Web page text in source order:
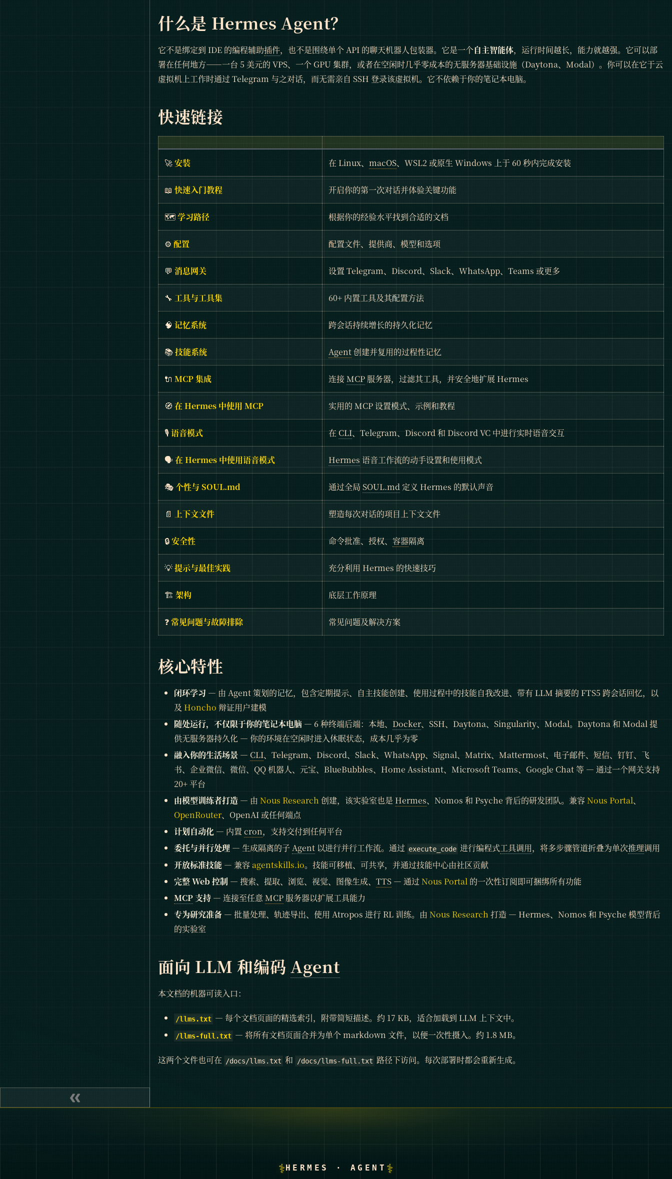
什么是 Hermes Agent？
它不是绑定到 IDE 的编程辅助插件，也不是围绕单个 API 的聊天机器人包装器。它是一个自主智能体，运行时间越长，能力就越强。它可以部
署在任何地方——一台 5 美元的 VPS、一个 GPU 集群，或者在空闲时几乎零成本的无服务器基础设施（Daytona、Modal）。你可以在它于云
虚拟机上工作时通过 Telegram 与之对话，而无需亲自 SSH 登录该虚拟机。它不依赖于你的笔记本电脑。
快速链接
🚀安装 在 Linux、 macOS、WSL2 或原生 Windows 上于 60 秒内完成安装
📖 快速入门教程 开启你的第一次对话并体验关键功能
🗺️学习路径 根据你的经验水平找到合适的文档
⚙️ 配置 配置文件、提供商、模型和选项
💬 消息网关 设置 Telegram、Discord、Slack、WhatsApp、Teams 或更多
🔧 工具与工具集 60+ 内置工具及其配置方法
🧠记忆系统 跨会话持续增长的持久化记忆
📚技能系统 Agent创建并复用的过程性记忆
🔌 MCP 集成 连接 MCP 服务器，过滤其工具，并安全地扩展 Hermes
🧭 在 Hermes 中使用 MCP 实用的 MCP 设置模式、示例和教程
🎙️语音模式 在CLI、Telegram、Discord 和 Discord VC 中进行实时语音交互
🗣️在 Hermes 中使用语音模式 Hermes 语音工作流的动手设置和使用模式
🎭个性与 SOUL.md 通过全局 SOUL.md定义 Hermes 的默认声音
📄 上下文文件 塑造每次对话的项目上下文文件
🔒安全性 命令批准、授权、容器隔离
💡提示与最佳实践 充分利用 Hermes 的快速技巧
🏗️ 架构 底层工作原理
❓常见问题与故障排除 常见问题及解决方案
核心特性
闭环学习 — 由 Agent 策划的记忆，包含定期提示、自主技能创建、使用过程中的技能自我改进、带有 LLM 摘要的 FTS5 跨会话回忆，以
及 Honcho 辩证用户建模
随处运行，不仅限于你的笔记本电脑 — 6 种终端后端：本地、 Docker、SSH、Daytona、Singularity、Modal。Daytona 和 Modal 提
供无服务器持久化 — 你的环境在空闲时进入休眠状态，成本几乎为零
融入你的生活场景 — CLI、Telegram、Discord、Slack、WhatsApp、Signal、Matrix、Mattermost、电子邮件、短信、钉钉、飞
书、企业微信、微信、QQ 机器人、元宝、BlueBubbles、Home Assistant、Microsoft Teams、Google Chat 等 — 通过一个网关支持
20+ 平台
由模型训练者打造 — 由 Nous Research 创建，该实验室也是 Hermes、Nomos 和 Psyche 背后的研发团队。兼容Nous Portal、
OpenRouter、OpenAI 或任何端点
计划自动化 — 内置 cron，支持交付到任何平台
委托与并行处理 — 生成隔离的子 Agent 以进行并行工作流。通过 execute_code 进行编程式工具调用，将多步骤管道折叠为单次推理调用
开放标准技能 — 兼容agentskills.io。技能可移植、可共享，并通过技能中心由社区贡献
完整 Web 控制 — 搜索、提取、浏览、视觉、图像生成、 TTS — 通过Nous Portal 的一次性订阅即可捆绑所有功能
MCP 支持 — 连接至任意 MCP 服务器以扩展工具能力
专为研究准备 — 批量处理、轨迹导出、使用 Atropos 进行 RL 训练。由 Nous Research 打造 — Hermes、Nomos 和 Psyche 模型背后
的实验室
面向 LLM 和编码 Agent
本文档的机器可读入口：
/llms.txt — 每个文档页面的精选索引，附带简短描述。约 17 KB，适合加载到 LLM 上下文中。
/llms-full.txt — 将所有文档页面合并为单个 markdown 文件，以便一次性摄入。约 1.8 MB。
这两个文件也可在 /docs/llms.txt 和 /docs/llms-full.txt 路径下访问。每次部署时都会重新生成。
⚕ HERMES · AGENT ⚕